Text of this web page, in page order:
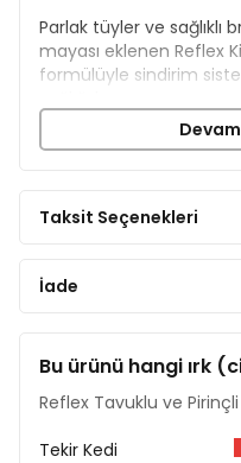
Parlak tüyler ve
mayası eklenen Reflex
formülüyle sindirim
Tahıllar
Mısır
Mısır Glüteni
Ciğer Aroması
Vitaminler ve
Bira Mayası
Taksit Seçenekleri
İade
Bu ürünü hangi ırk
Reflex Tavuklu ve
Tekir Kedi